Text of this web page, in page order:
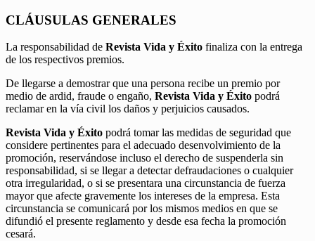
CLÁUSULAS GENERALES
La responsabilidad de Revista Vida y Éxito finaliza con la entrega
de los respectivos premios.
De llegarse a demostrar que una persona recibe un premio por
medio de ardid, fraude o engaño, Revista Vida y Éxito podrá
reclamar en la vía civil los daños y perjuicios causados.
Revista Vida y Éxito podrá tomar las medidas de seguridad que
considere pertinentes para el adecuado desenvolvimiento de la
promoción, reservándose incluso el derecho de suspenderla sin
responsabilidad, si se llegar a detectar defraudaciones o cualquier
otra irregularidad, o si se presentara una circunstancia de fuerza
mayor que afecte gravemente los intereses de la empresa. Esta
circunstancia se comunicará por los mismos medios en que se
difundió el presente reglamento y desde esa fecha la promoción
cesará.